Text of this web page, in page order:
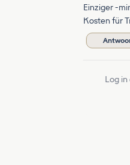
Einziger -
Kosten für
Log